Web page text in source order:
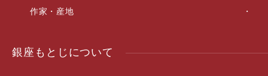
作家・産地
銀座もとじについて